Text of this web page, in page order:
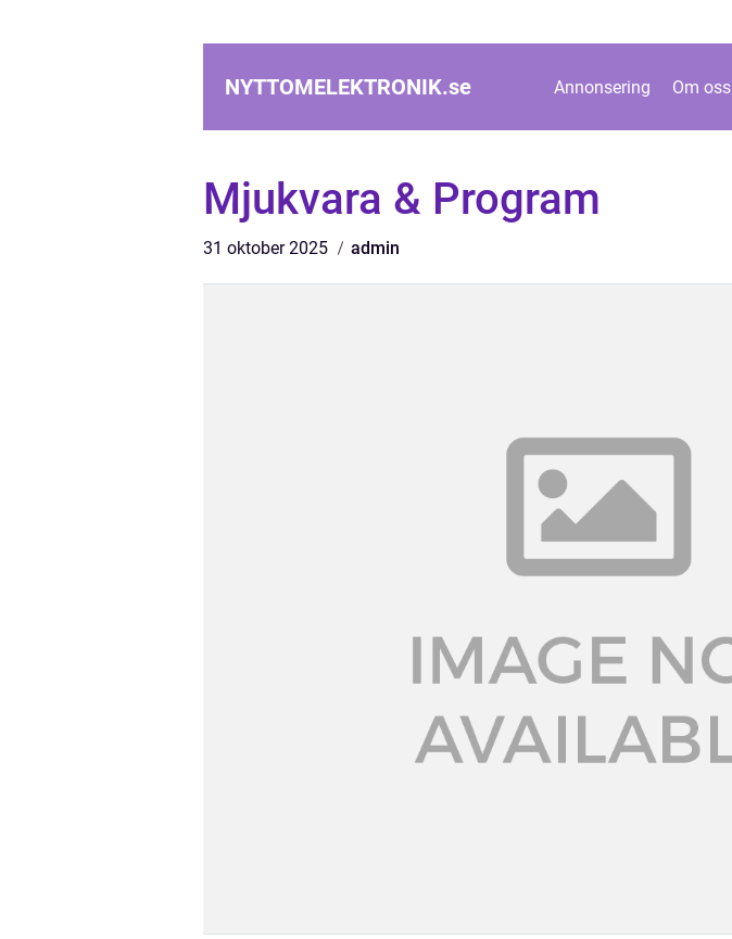
NYTTOMELEKTRONIK.se Annonsering Om oss
Mjukvara & Program
31 oktober 2025 admin